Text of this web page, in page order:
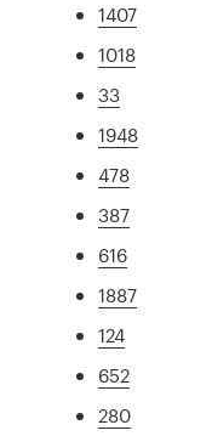
1407
1018
33
1948
478
387
616
1887
124
652
280